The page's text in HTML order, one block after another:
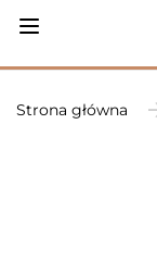
Strona główna